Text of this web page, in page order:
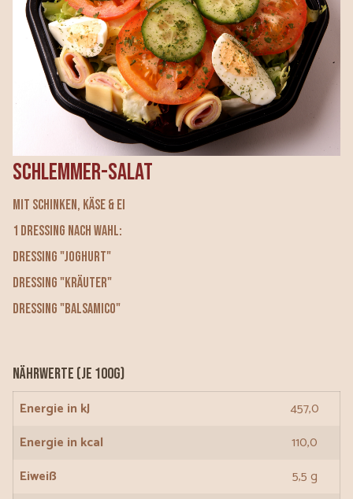
Schlemmer-Salat
mit Schinken, Käse & Ei
1 Dressing nach Wahl:
Dressing "Joghurt"
Dressing "Kräuter"
Dressing "Balsamico"
Nährwerte (je 100g)
Energie in kJ
457,0
Energie in kcal
110,0
Eiweiß
5,5 g